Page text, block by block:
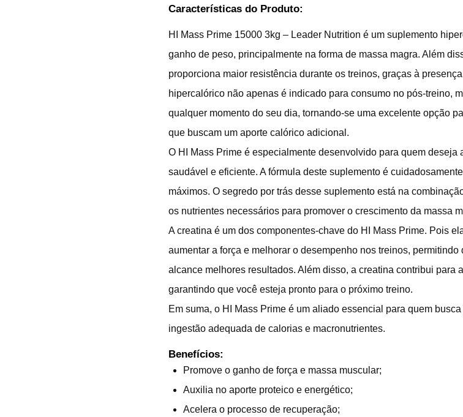
Características do Produto:
HI Mass Prime 15000 3kg – Leader Nutrition é um suplemento
ganho de peso, principalmente na forma de massa magra. Além
proporciona maior resistência durante os treinos, graças à
hipercalórico não apenas é indicado para consumo no pós-treino,
qualquer momento do seu dia, tornando-se uma excelente opção
que buscam um aporte calórico adicional.
O HI Mass Prime é especialmente desenvolvido para quem deseja
saudável e eficiente. A fórmula deste suplemento é
máximos. O segredo por trás desse suplemento está na
os nutrientes necessários para promover o crescimento da massa
A creatina é um dos componentes-chave do HI Mass Prime. Pois
aumentar a força e melhorar o desempenho nos treinos,
alcance melhores resultados. Além disso, a creatina contribui para
garantindo que você esteja pronto para o próximo treino.
Em suma, o HI Mass Prime é um aliado essencial para quem
ingestão adequada de calorias e macronutrientes.
Benefícios:
Promove o ganho de força e massa muscular;
Auxilia no aporte proteico e energético;
Acelera o processo de recuperação;